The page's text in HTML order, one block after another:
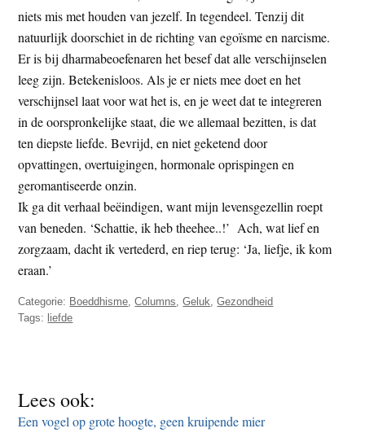
niets mis met houden van jezelf. In tegendeel. Tenzij dit
natuurlijk doorschiet in de richting van egoïsme en narcisme.
Er is bij dharmabeoefenaren het besef dat alle verschijnselen
leeg zijn. Betekenisloos. Als je er niets mee doet en het
verschijnsel laat voor wat het is, en je weet dat te integreren
in de oorspronkelijke staat, die we allemaal bezitten, is dat
ten diepste liefde. Bevrijd, en niet geketend door
opvattingen, overtuigingen, hormonale oprispingen en
geromantiseerde onzin.
Ik ga dit verhaal beëindigen, want mijn levensgezellin roept
van beneden. ‘Schattie, ik heb theehee..!’ Ach, wat lief en
zorgzaam, dacht ik vertederd, en riep terug: ‘Ja, liefje, ik kom
eraan.’
Categorie: Boeddhisme ,Columns ,Geluk ,Gezondheid
Tags: liefde
Lees ook:
Een vogel op grote hoogte, geen kruipende mier